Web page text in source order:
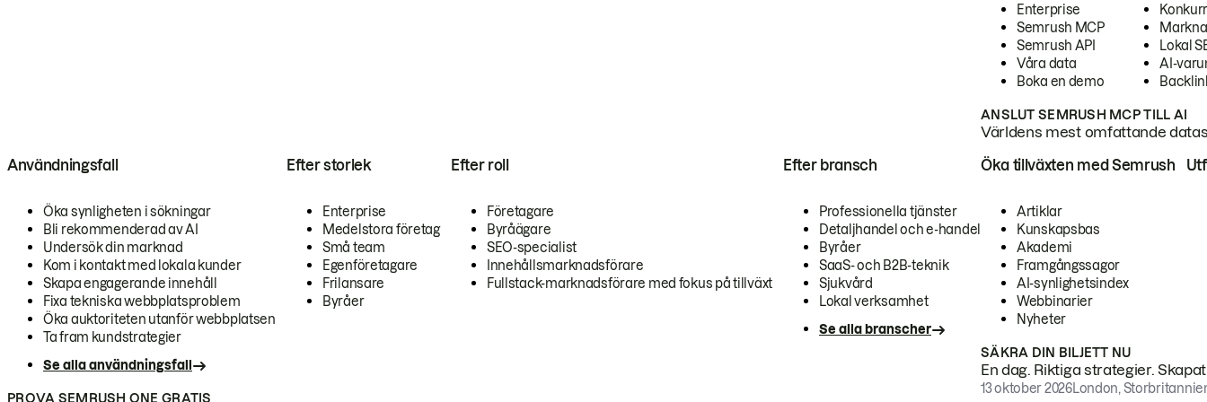
Enterprise
Semrush MCP
Semrush API
Våra data
Boka en demo
Lokal
AI-
ANSLUT SEMRUSH MCP TILL AI
Världens mest omfattande
Användningsfall
Öka synligheten i sökningar
Bli rekommenderad av AI
Undersök din marknad
Kom i kontakt med lokala kunder
Skapa engagerande innehåll
Fixa tekniska webbplatsproblem
Öka auktoriteten utanför webbplatsen
Ta fram kundstrategier
Se alla användningsfall
Efter storlek
Enterprise
Medelstora företag
Små team
Egenföretagare
Frilansare
Byråer
Efter roll
Företagare
Byråägare
SEO-specialist
Innehållsmarknadsförare
Fullstack-marknadsförare med fokus på tillväxt
Efter bransch
Professionella tjänster
Detaljhandel och e-handel
Byråer
SaaS- och B2B-teknik
Sjukvård
Lokal verksamhet
Se alla branscher
PROVA SEMRUSH ONE GRATIS
Öka tillväxten med Semrush
Artiklar
Kunskapsbas
Akademi
Framgångssagor
AI-synlighetsindex
Webbinarier
Nyheter
SÄKRA DIN BILJETT NU
En dag. Riktiga strategier.
13 oktober 2026London,